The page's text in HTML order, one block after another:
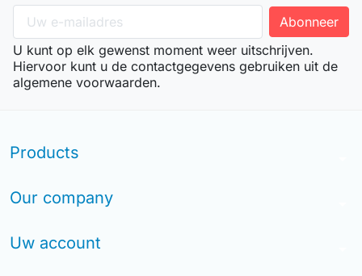
U kunt op elk gewenst moment weer uitschrijven.
Hiervoor kunt u de contactgegevens gebruiken uit de
algemene voorwaarden.
Products
Our company
Uw account